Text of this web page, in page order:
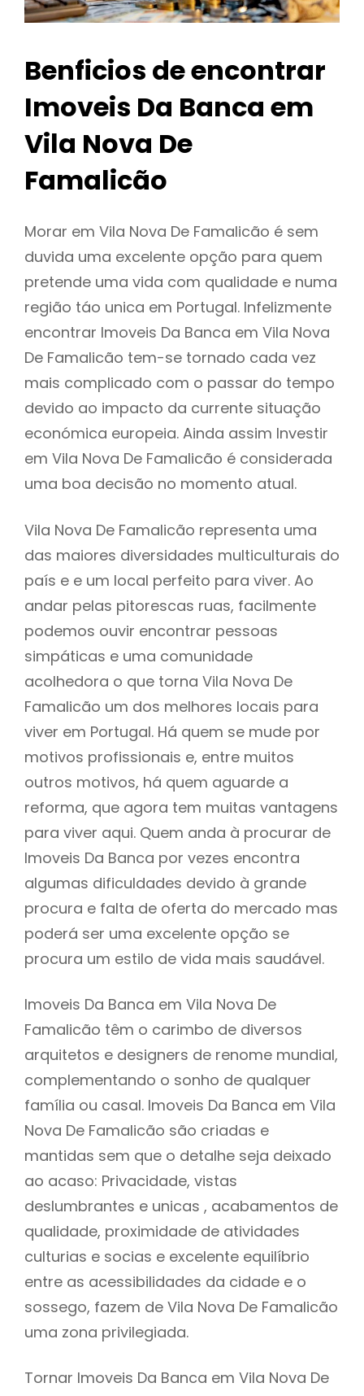
Benficios de encontrar
Imoveis Da Banca em
Vila Nova De
Famalicão
Morar em Vila Nova De Famalicão é sem
duvida uma excelente opção para quem
pretende uma vida com qualidade e numa
região táo unica em Portugal. Infelizmente
encontrar Imoveis Da Banca em Vila Nova
De Famalicão tem-se tornado cada vez
mais complicado com o passar do tempo
devido ao impacto da currente situação
económica europeia. Ainda assim Investir
em Vila Nova De Famalicão é considerada
uma boa decisão no momento atual.
Vila Nova De Famalicão representa uma
das maiores diversidades multiculturais do
país e e um local perfeito para viver. Ao
andar pelas pitorescas ruas, facilmente
podemos ouvir encontrar pessoas
simpáticas e uma comunidade
acolhedora o que torna Vila Nova De
Famalicão um dos melhores locais para
viver em Portugal. Há quem se mude por
motivos profissionais e, entre muitos
outros motivos, há quem aguarde a
reforma, que agora tem muitas vantagens
para viver aqui. Quem anda à procurar de
Imoveis Da Banca por vezes encontra
algumas dificuldades devido à grande
procura e falta de oferta do mercado mas
poderá ser uma excelente opção se
procura um estilo de vida mais saudável.
Imoveis Da Banca em Vila Nova De
Famalicão têm o carimbo de diversos
arquitetos e designers de renome mundial,
complementando o sonho de qualquer
família ou casal. Imoveis Da Banca em Vila
Nova De Famalicão são criadas e
mantidas sem que o detalhe seja deixado
ao acaso: Privacidade, vistas
deslumbrantes e unicas , acabamentos de
qualidade, proximidade de atividades
culturias e socias e excelente equilíbrio
entre as acessibilidades da cidade e o
sossego, fazem de Vila Nova De Famalicão
uma zona privilegiada.
Tornar Imoveis Da Banca em Vila Nova De